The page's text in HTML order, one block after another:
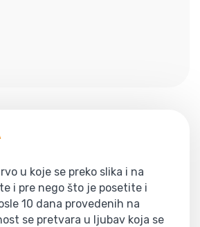
u koje se preko slika i na
i pre nego što je posetite i
10 dana provedenih na
se pretvara u ljubav koja se